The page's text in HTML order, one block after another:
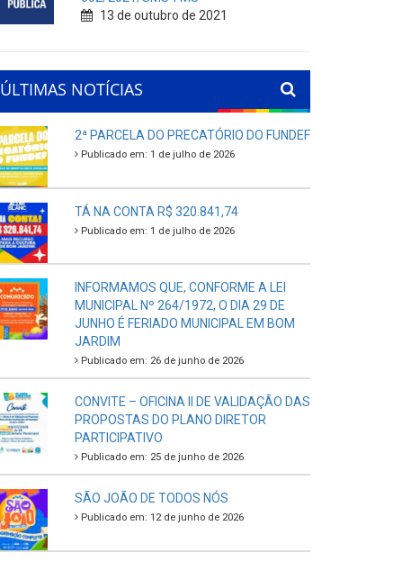
13 de outubro de 2021
ÚLTIMAS NOTÍCIAS
2ª PARCELA DO PRECATÓRIO DO FUNDEF
Publicado em: 1 de julho de 2026
TÁ NA CONTA R$ 320.841,74
Publicado em: 1 de julho de 2026
INFORMAMOS QUE, CONFORME A LEI
MUNICIPAL Nº 264/1972, O DIA 29 DE
JUNHO É FERIADO MUNICIPAL EM BOM
JARDIM
Publicado em: 26 de junho de 2026
CONVITE – OFICINA II DE VALIDAÇÃO DAS
PROPOSTAS DO PLANO DIRETOR
PARTICIPATIVO
Publicado em: 25 de junho de 2026
SÃO JOÃO DE TODOS NÓS
Publicado em: 12 de junho de 2026